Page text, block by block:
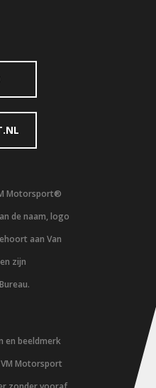
Motorsport®
de naam, logo
aan Van
zijn
en beeldmerk
Motorsport